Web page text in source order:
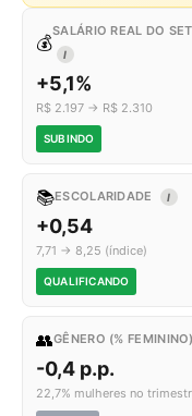
💰
SALÁRIO REAL DO
I
+5,1%
R$ 2.197 → R$ 2.310
SUBINDO
📚ESCOLARIDADE I
+0,54
7,71 → 8,25 (índice)
QUALIFICANDO
👥GÊNERO (% FEMININO)
-0,4 p.p.
22,7% mulheres no